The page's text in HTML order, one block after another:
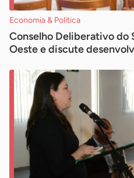
Economia & Política
Conselho Deliberativo do
Oeste e discute